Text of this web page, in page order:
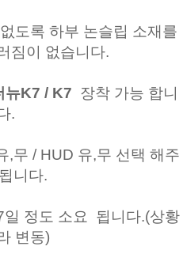
도록 하부 논슬립 소재를
짐이 없습니다.
뉴K7 / K7 장착 가능 합니
.
,무 / HUD 유,무 선택 해주
니다.
정도 소요 됩니다.(상황
변동)